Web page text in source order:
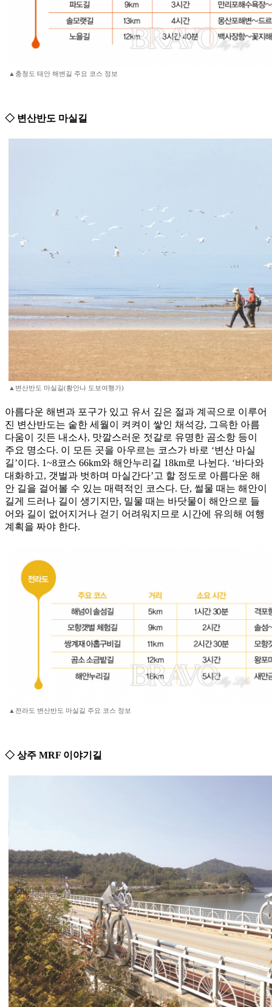
▲충청도 태안 해변길 주요 코스 정보
◇ 변산반도 마실길
▲변산반도 마실길(황안나 도보여행가)
아름다운 해변과 포구가 있고 유서 깊은 절과 계곡으로 이루어
진 변산반도는 숱한 세월이 켜켜이 쌓인 채석강, 그윽한 아름
다움이 깃든 내소사, 맛깔스러운 젓갈로 유명한 곰소항 등이
주요 명소다. 이 모든 곳을 아우르는 코스가 바로 ‘변산 마실
길’이다. 1~8코스 66km와 해안누리길 18km로 나뉜다. ‘바다와
대화하고, 갯벌과 벗하며 마실간다’고 할 정도로 아름다운 해
안 길을 걸어볼 수 있는 매력적인 코스다. 단, 썰물 때는 해안이
길게 드러나 길이 생기지만, 밀물 때는 바닷물이 해안으로 들
어와 길이 없어지거나 걷기 어려워지므로 시간에 유의해 여행
계획을 짜야 한다.
▲전라도 변산반도 마실길 주요 코스 정보
◇ 상주 MRF 이야기길